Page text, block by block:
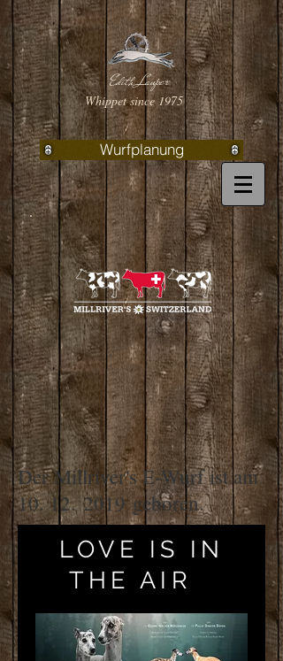
Edith Lauper
Whippet since 1975
Wurfplanung
Der Millriver's E-Wurf ist am
10. 12. 2019 geboren.
LOVE IS IN
THE AIR